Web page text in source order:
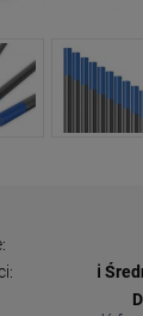
ℹ️
w dużej ilości